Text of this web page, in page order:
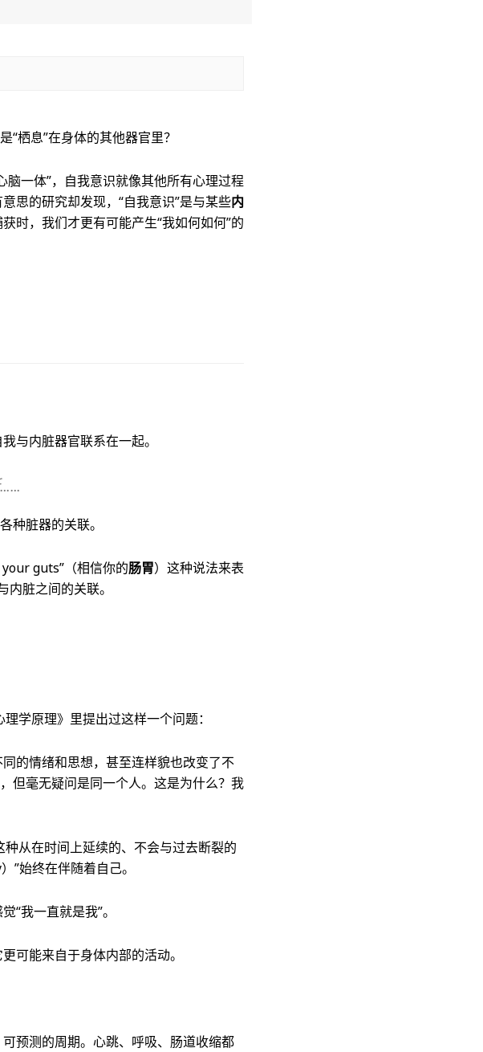
栖息”在身体的其他器官里？
一体”，自我意识就像其他所有心理过程
思的研究却发现，“自我意识”是与某些内
时，我们才更有可能产生“我如何如何”的
与内脏器官联系在一起。
种脏器的关联。
guts”（相信你的肠胃）这种说法来表
内脏之间的关联。
学原理》里提出过这样一个问题：
的情绪和思想，甚至连样貌也改变了不
但毫无疑问是同一个人。这是为什么？我
从在时间上延续的、不会与过去断裂的
”始终在伴随着自己。
“我一直就是我”。
可能来自于身体内部的活动。
预测的周期。心跳、呼吸、肠道收缩都